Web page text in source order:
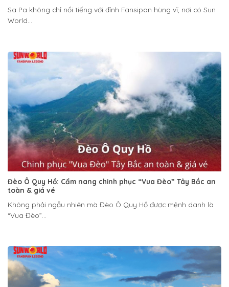
Sa Pa không chỉ nổi tiếng với đỉnh Fansipan hùng vĩ, nơi có Sun
World...
Đèo Ô Quy Hồ: Cẩm nang chinh phục “Vua Đèo” Tây Bắc an
toàn & giá vé
Không phải ngẫu nhiên mà Đèo Ô Quy Hồ được mệnh danh là
“Vua Đèo”...